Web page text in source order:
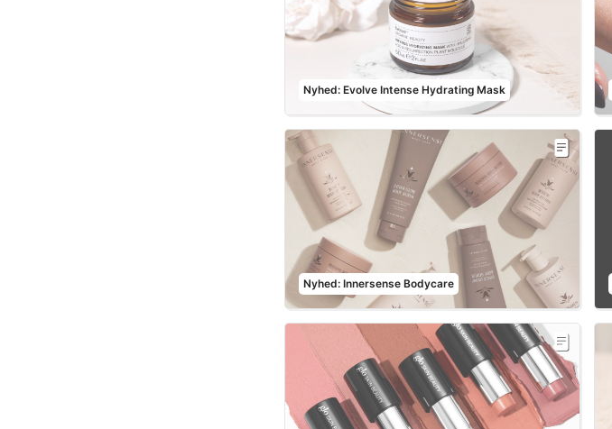
Nyhed: Evolve Intense Hydrating Mask
Nyhed: Innersense Bodycare